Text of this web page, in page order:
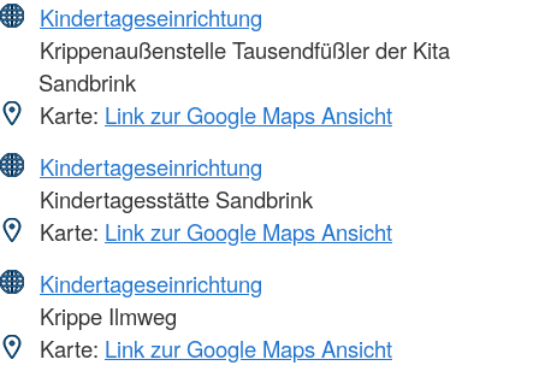
Kindertageseinrichtung
Krippenaußenstelle Tausendfüßler der Kita
Sandbrink
Karte: Link zur Google Maps Ansicht
Kindertageseinrichtung
Kindertagesstätte Sandbrink
Karte: Link zur Google Maps Ansicht
Kindertageseinrichtung
Krippe Ilmweg
Karte: Link zur Google Maps Ansicht